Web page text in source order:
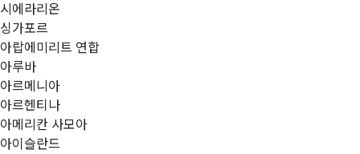
시에라리온
싱가포르
아랍에미리트 연합
아루바
아르메니아
아르헨티나
아메리칸 사모아
아이슬란드